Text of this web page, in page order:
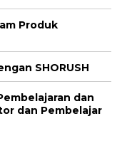
Produk
SHORUSH
dan
dan Pembelajar